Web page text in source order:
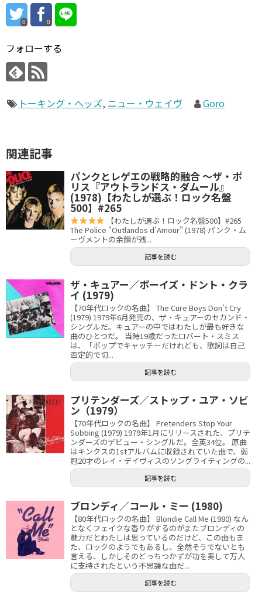
0 0
フォローする
トーキング・ヘッズ, ニュー・ウェイヴ Goro
関連記事
パンクとレゲエの戦略的融合 〜ザ・ポ
リス『アウトランドス・ダムール』
(1978)【わたしが選ぶ！ロック名盤
500】#265
【わたしが選ぶ！ロック名盤500】#265
The Police "Outlandos d'Amour" (1978) パンク・ム
ーヴメントの余韻が残...
記事を読む
ザ・キュアー／ボーイズ・ドント・クラ
イ (1979)
【70年代ロックの名曲】 The Cure Boys Don't Cry
(1979) 1979年6月発売の、ザ・キュアーのセカンド・
シングルだ。キュアーの中ではわたしが最も好きな
曲のひとつだ。 当時19歳だったロバート・スミス
は、「ポップでキャッチーだけれども、歌詞は自己
否定的で切...
記事を読む
プリテンダーズ／ストップ・ユア・ソビ
ン（1979）
【70年代ロックの名曲】 Pretenders Stop Your
Sobbing (1979) 1979年1月にリリースされた、プリテ
ンダーズのデビュー・シングルだ。全英34位。 原曲
はキンクスの1stアルバムに収録されていた曲で、弱
冠20才のレイ・デイヴィスのソングライティングの...
記事を読む
ブロンディ／コール・ミー (1980)
【80年代ロックの名曲】 Blondie Call Me (1980) なん
となくフェイクな香りがするのがまたブロンディの
魅力だとわたしは思っているのだけど、この曲もま
た、ロックのようでもあるし、全然そうでないとも
言える、しかしそのどっちつかずが功を奏して万人
に支持されたという不思議な曲だ...
記事を読む